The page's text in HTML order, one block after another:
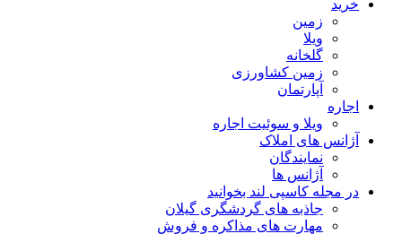
خرید
زمین
ویلا
گلخانه
زمین کشاورزی
آپارتمان
اجاره
ویلا و سوئیت اجاره
آژانس های املاک
نمایندگان
آژانس ها
در مجله کاسپی لند بخوانید
جاذبه های گردشگری گیلان
مهارت های مذاکره و فروش